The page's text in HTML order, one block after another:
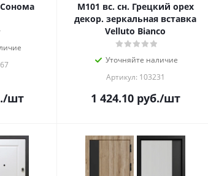
/шт
М101 вс. сн. Грецкий орех
декор. зеркальная вставка
Velluto Bianco
Уточняйте наличие
Артикул: 103231
1 424.10руб./шт